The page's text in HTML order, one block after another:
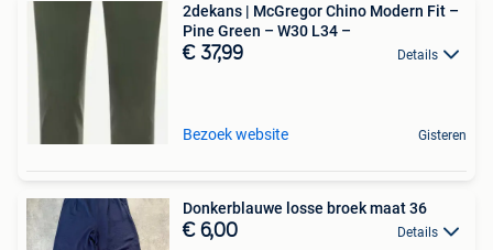
2dekans | McGregor Chino Modern Fit –
Pine Green – W30 L34 –
€ 37,99 Details
Bezoek website Gisteren
Donkerblauwe losse broek maat 36
€ 6,00 Details